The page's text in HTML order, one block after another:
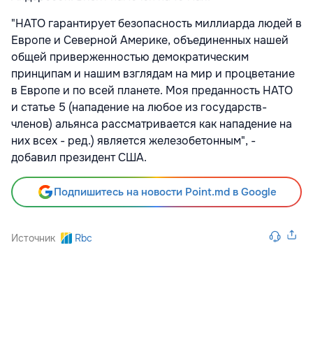
"НАТО гарантирует безопасность миллиарда людей в
Европе и Северной Америке, объединенных нашей
общей приверженностью демократическим
принципам и нашим взглядам на мир и процветание
в Европе и по всей планете. Моя преданность НАТО
и статье 5 (нападение на любое из государств-
членов) альянса рассматривается как нападение на
них всех - ред.) является железобетонным", -
добавил президент США.
Подпишитесь на новости Point.md в Google
Источник Rbc